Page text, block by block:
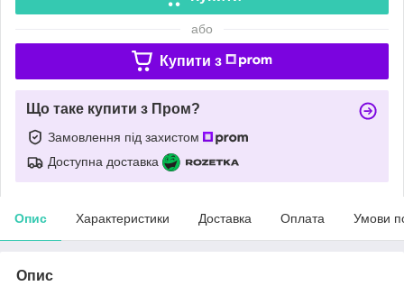
або
Купити з
Що таке купити з Пром?
Замовлення під захистом
Доступна доставка
Опис Характеристики Доставка Оплата Умови
Опис